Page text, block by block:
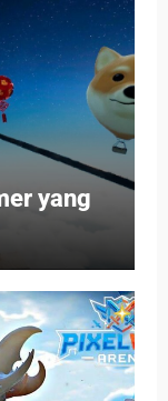
yang